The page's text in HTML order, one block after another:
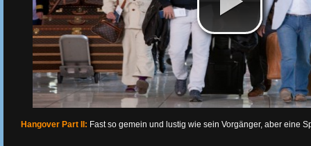
Hangover Part II: Fast so gemein und lustig wie sein Vorgänger, aber eine